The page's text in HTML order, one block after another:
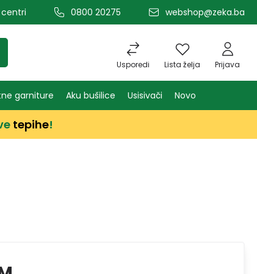
centri 0800 20275 webshop@zeka.ba
Usporedi Lista želja Prijava
garniture Aku bušilice Usisivači Novo
tepihe!